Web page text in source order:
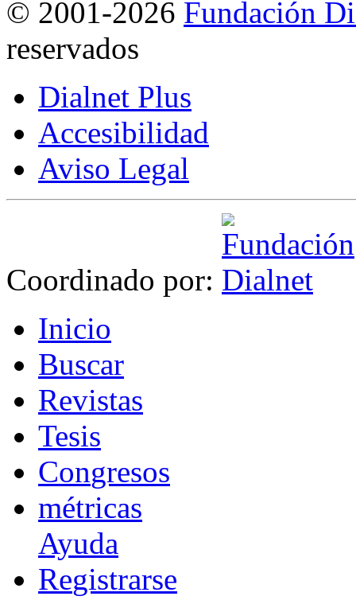
© 2001-2026 Fundación
reservados
Dialnet Plus
Accesibilidad
Aviso Legal
Coordinado por:
Inicio
Buscar
Revistas
Tesis
Congresos
métricas
Ayuda
Registrarse